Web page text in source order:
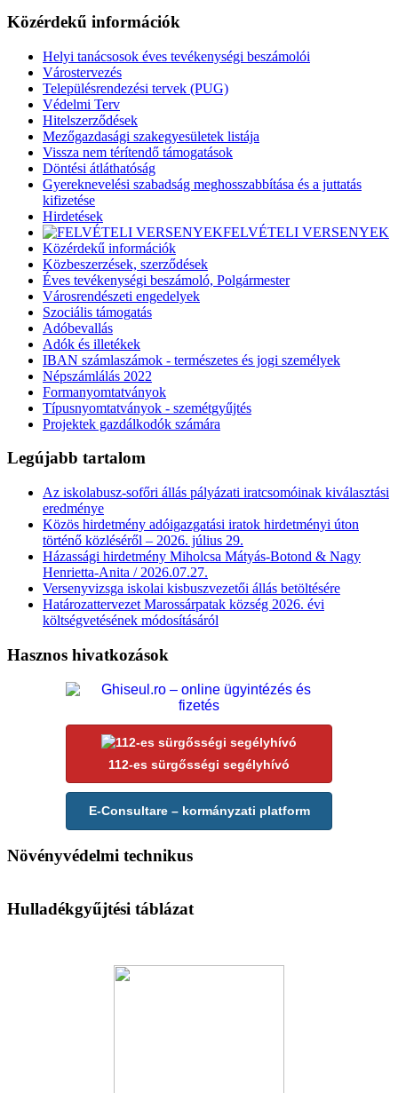
Közérdekű információk
Helyi tanácsosok éves tevékenységi beszámolói
Várostervezés
Településrendezési tervek (PUG)
Védelmi Terv
Hitelszerződések
Mezőgazdasági szakegyesületek listája
Vissza nem térítendő támogatások
Döntési átláthatóság
Gyereknevelési szabadság meghosszabbítása és a juttatás
kifizetése
Hirdetések
FELVÉTELI VERSENYEK
Közérdekű információk
Közbeszerzések, szerződések
Éves tevékenységi beszámoló, Polgármester
Városrendészeti engedelyek
Szociális támogatás
Adóbevallás
Adók és illetékek
IBAN számlaszámok - természetes és jogi személyek
Népszámlálás 2022
Formanyomtatványok
Típusnyomtatványok - szemétgyűjtés
Projektek gazdálkodók számára
Legújabb tartalom
Az iskolabusz-sofőri állás pályázati iratcsomóinak kiválasztási
eredménye
Közös hirdetmény adóigazgatási iratok hirdetményi úton
történő közléséről – 2026. július 29.
Házassági hirdetmény Miholcsa Mátyás-Botond & Nagy
Henrietta-Anita / 2026.07.27.
Versenyvizsga iskolai kisbuszvezetői állás betöltésére
Határozattervezet Marossárpatak község 2026. évi
költségvetésének módosításáról
Hasznos hivatkozások
112-es sürgősségi segélyhívó
E-Consultare – kormányzati platform
Növényvédelmi technikus
Hulladékgyűjtési táblázat